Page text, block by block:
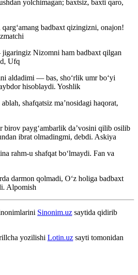
yolchimagan; baxtsiz, baxti qaro,
qargʻamang badbaxt qizingizni, onajon!
Nizomni ham badbaxt qilgan
Ufq
aldadimi — bas, shoʻrlik umr boʻyi
hisoblaydi. Yoshlik
ablah, shafqatsiz maʼnosidagi haqorat,
birov paygʻambarlik daʼvosini qilib osilib
ibrat olmadingmi, debdi. Askiya
rahm-u shafqat boʻlmaydi. Fan va
darmon qolmadi, Oʻz holiga badbaxt
Alpomish
Sinonim.uz saytida qidirib
yozilishi Lotin.uz sayti tomonidan